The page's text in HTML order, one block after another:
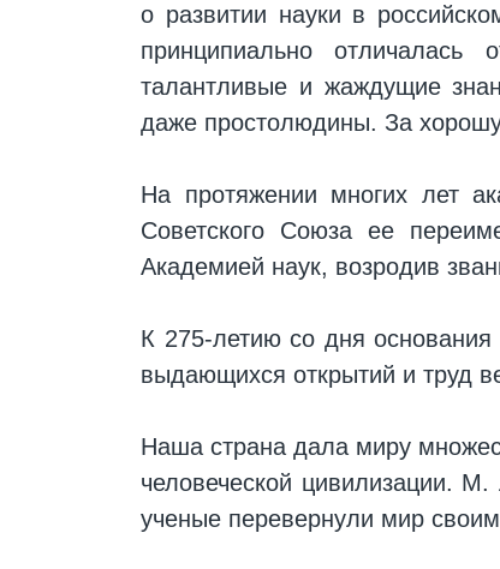
о развитии науки в
принципиально
талантливые и жаждущие
даже простолюдины. За
На протяжении многих лет
Советского Союза ее
Академией наук, возродив
К 275-летию со дня
выдающихся открытий и труд
Наша страна дала миру
человеческой цивилизации.
ученые перевернули мир